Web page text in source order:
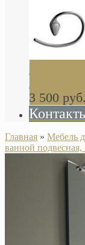
Khala
НАЛИЧИИ
3 500 руб.
Главная » Мебель
ванной